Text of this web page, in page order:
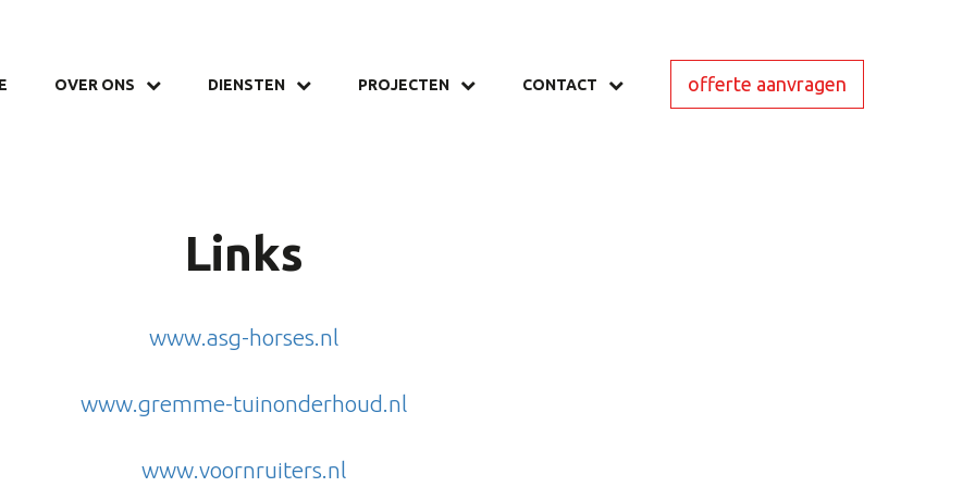
Links
www.asg-horses.nl
www.gremme-tuinonderhoud.nl
www.voornruiters.nl
OVER ONS DIENSTEN PROJECTEN CONTACT offerte aanvragen